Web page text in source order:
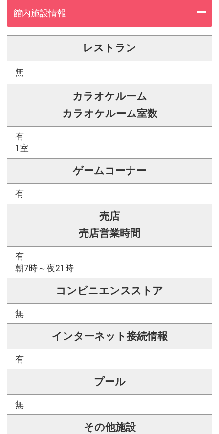
館内施設情報
レストラン
無
カラオケルーム
カラオケルーム室数
有
1室
ゲームコーナー
有
売店
売店営業時間
有
朝7時～夜21時
コンビニエンスストア
無
インターネット接続情報
有
プール
無
その他施設